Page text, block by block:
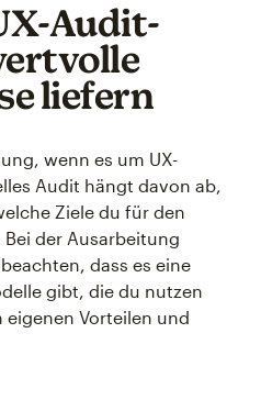
Audit-
liefern
wenn es um UX-
Audit hängt davon ab,
Ziele du für den
der Ausarbeitung
dass es eine
gibt, die du nutzen
eigenen Vorteilen und